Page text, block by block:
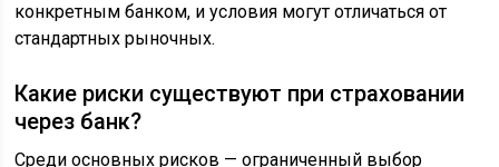
конкретным банком, и условия могут отличаться от
стандартных рыночных.
Какие риски существуют при страховании
через банк?
Среди основных рисков — ограниченный выбор